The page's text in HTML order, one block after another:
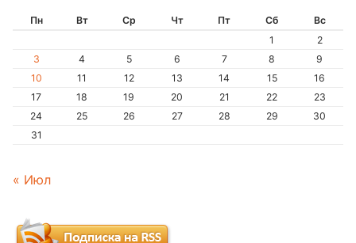
Пн Вт Ср Чт Пт Сб
Вс
1
2
3
4 5 6 7 8
9
10
11 12 13 14 15
16
17
18 19 20 21 22
23
24
25 26 27 28 29
30
31
« Июл